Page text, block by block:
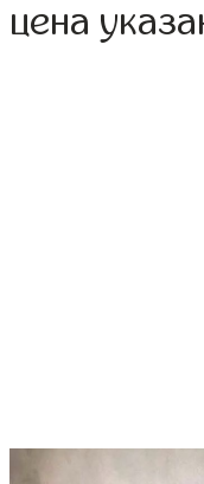
цена